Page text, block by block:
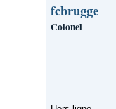
fcbrugge
Colonel